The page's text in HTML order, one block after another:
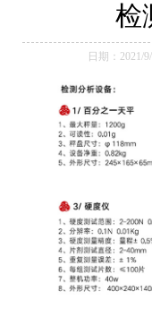
检
日期：2021/